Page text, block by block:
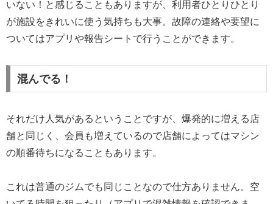
いない！と感じることもありますが、利用者ひとりひとり
が施設をきれいに使う気持ちも大事。故障の連絡や要望に
ついてはアプリや報告シートで行うことができます。
混んでる！
それだけ人気があるということですが、爆発的に増える店
舗と同じく、会員も増えているので店舗によってはマシン
の順番待ちになることもあります。
これは普通のジムでも同じことなので仕方ありません。空